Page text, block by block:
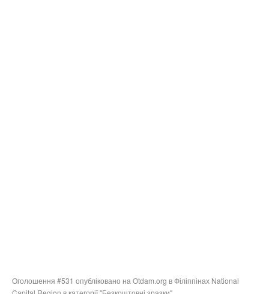
Оголошення #531 опубліковано на Otdam.org в Філіппінах National